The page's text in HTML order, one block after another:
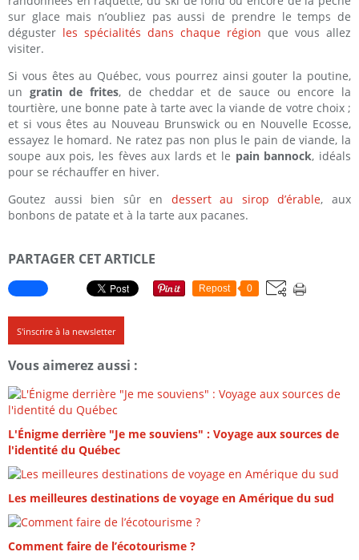
sur glace mais n’oubliez pas aussi de prendre le temps de
déguster les spécialités dans chaque région que vous allez
visiter.
Si vous êtes au Québec, vous pourrez ainsi gouter la poutine,
un gratin de frites, de cheddar et de sauce ou encore la
tourtière, une bonne pate à tarte avec la viande de votre choix ;
et si vous êtes au Nouveau Brunswick ou en Nouvelle Ecosse,
essayez le homard. Ne ratez pas non plus le pain de viande, la
soupe aux pois, les fèves aux lards et le pain bannock, idéals
pour se réchauffer en hiver.
Goutez aussi bien sûr en dessert au sirop d’érable, aux
bonbons de patate et à la tarte aux pacanes.
PARTAGER CET ARTICLE
Repost 0
S'inscrire à la newsletter
Vous aimerez aussi :
L'Énigme derrière "Je me souviens" : Voyage aux sources de
l'identité du Québec
Les meilleures destinations de voyage en Amérique du sud
Comment faire de l’écotourisme ?